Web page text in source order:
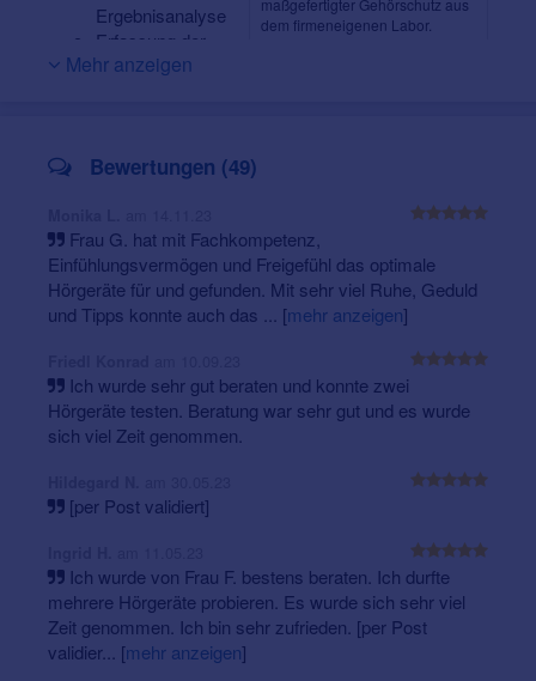
Lebensqualität durch gutes Hören.
Ein besonders großes und modernes Angebot mit den
führenden Marken-Herstellern ermöglicht dies für
Unserfirmeninternes Labor und eine eigene
geben Ihnen die Gewissheit einer
professionellen und für Sie maßgeschneiderten
Ausführung sowie zuverlässiger Reparaturen ohne
unnötigen Zeitverlust.
Kennenlern-Termin
dem firmeneigenen Labor.
Ergebnisanalyse
Erfassung der
jeweiligen Hör-
modernste Mess- und Anpassverfahren
maßgefertigte Ohrpassstücke aus dem eigenen
Profilabor
individualisierte Hörgeräte-Anpassung
vergleichende Anpassung geeigneter Hörsysteme
nützliches Zubehör für die Reinigung und Pflege
von Hörgeräten
Weitere Leistungen
apparative Tinnitus-Versorgung im Rahmen der
Tinnitus-Retraining-Therapie
Service-Scheckheft
Hörgeräte-Versicherung
nützliches Zubehör für spezielle Hörsituationen –
nicht nur für Hörgeräte-Träger
Mehr anzeigen
Bewertungen (49)
Frau G. hat mit Fachkompetenz,
Einfühlungsvermögen und Freigefühl das optimale
Hörgeräte für und gefunden. Mit sehr viel Ruhe, Geduld
und Tipps konnte auch das ... [mehr anzeigen]
Ich wurde sehr gut beraten und konnte zwei
Hörgeräte testen. Beratung war sehr gut und es wurde
sich viel Zeit genommen.
[per Post validiert]
Ich wurde von Frau F. bestens beraten. Ich durfte
mehrere Hörgeräte probieren. Es wurde sich sehr viel
Zeit genommen. Ich bin sehr zufrieden. [per Post
validier... [mehr anzeigen]